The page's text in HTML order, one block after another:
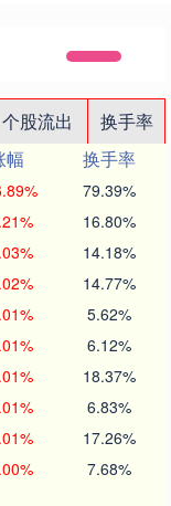
个股流出
换手率
幅
换手率
79.39%
16.80%
14.18%
14.77%
5.62%
6.12%
18.37%
6.83%
17.26%
7.68%